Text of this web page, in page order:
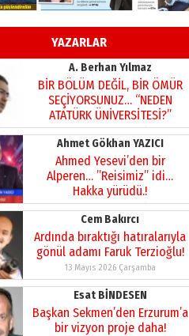
YAZARLAR
Bir fotoğraf, bir şehir, bir
gazeteci… Dizginler kimin
elinde?
A. Berhan Yılmaz
BİR BÖLÜM DEĞİL, BİR ÖMÜR
SEÇİYORSUNUZ… “NEDEN
ATATÜRK ÜNİVERSİTESİ?”
28 Temmuz 2026 Salı
Ahmet Gökhan YAZICI
Ahmed Yesevi’den bir
Alperen… ”Reisimiz” idi…
Hakka yürüdü.!
26 Mart 2026 Perşembe
Cem Bakırcı
Ardında bıraktığı hatıralarıyla
gönül adamı Faruk Terzioğlu!
13 Mayıs 2026 Çarşamba
Esat BİNDESEN
Başkan Sekmen’den Erzurum’a
bir vizyon proje daha!